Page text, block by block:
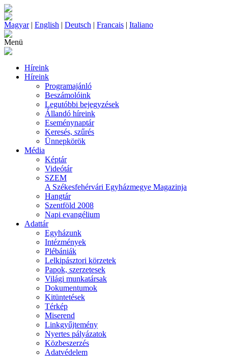
Magyar| English | Deutsch | Francais | Italiano
Menü
Híreink
Híreink
Programajánló
Beszámolóink
Legutóbbi bejegyzések
Állandó híreink
Eseménynaptár
Keresés, szűrés
Ünnepkörök
Média
Képtár
Videótár
SZEM
A Székesfehérvári Egyházmegye Magazinja
Hangtár
Szentföld 2008
Napi evangélium
Adattár
Egyházunk
Intézmények
Plébániák
Lelkipásztori körzetek
Papok, szerzetesek
Világi munkatársak
Dokumentumok
Kitüntetések
Térkép
Miserend
Linkgyűjtemény
Nyertes pályázatok
Közbeszerzés
Adatvédelem